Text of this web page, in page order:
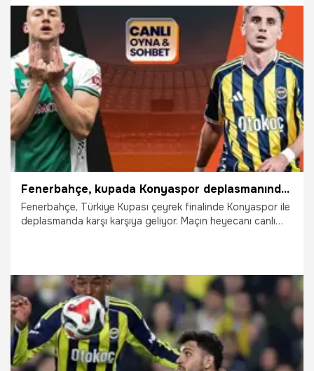
mekânsal planlama önerileri sunacak.
27.04.2026 Bursa
Fenerbahçe, kupada Konyaspor deplasmanında! Çeyrek final heyecanı canlı sohbet ile Misli'de
Fenerbahçe, Türkiye Kupası çeyrek finalinde Konyaspor ile
deplasmanda karşı karşıya geliyor. Maçın heyecanı canlı
21.04.2026 İddaa